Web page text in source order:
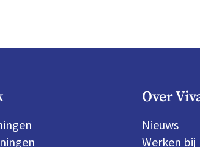
Over
Nieuws
Werken bij